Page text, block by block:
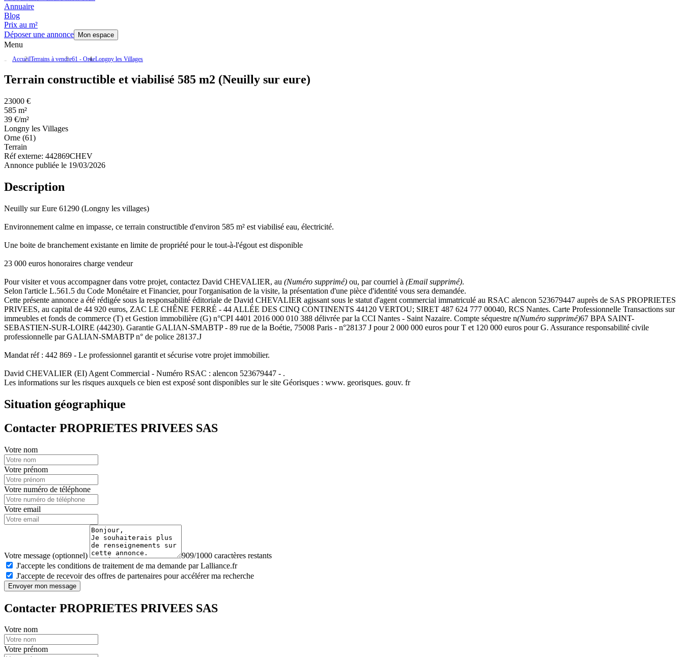
Annuaire
Blog
Prix au m²
Déposer une annonce
Mon espace
Menu
AccueilTerrains à vendre61 - OrneLongny les Villages
Terrain constructible et viabilisé 585 m2 (Neuilly sur eure)
23000 €
585 m²
39 €/m²
Longny les Villages
Orne (61)
Terrain
Réf externe: 442869CHEV
Annonce publiée le 19/03/2026
Description
Neuilly sur Eure 61290 (Longny les villages)
Environnement calme en impasse, ce terrain constructible d'environ 585 m² est viabilisé eau, électricité.
Une boite de branchement existante en limite de propriété pour le tout-à-l'égout est disponible
23 000 euros honoraires charge vendeur
Pour visiter et vous accompagner dans votre projet, contactez David CHEVALIER, au (Numéro supprimé) ou, par courriel à (Email supprimé).
Selon l'article L.561.5 du Code Monétaire et Financier, pour l'organisation de la visite, la présentation d'une pièce d'identité vous sera demandée.
Cette présente annonce a été rédigée sous la responsabilité éditoriale de David CHEVALIER agissant sous le statut d'agent commercial immatriculé au RSAC alencon 523679447 auprès de SAS PROPRIETES
PRIVEES, au capital de 44 920 euros, ZAC LE CHÊNE FERRÉ - 44 ALLÉE DES CINQ CONTINENTS 44120 VERTOU; SIRET 487 624 777 00040, RCS Nantes. Carte Professionnelle Transactions sur
immeubles et fonds de commerce (T) et Gestion immobilière (G) n°CPI 4401 2016 000 010 388 délivrée par la CCI Nantes - Saint Nazaire. Compte séquestre n(Numéro supprimé)67 BPA SAINT-
SEBASTIEN-SUR-LOIRE (44230). Garantie GALIAN-SMABTP - 89 rue de la Boétie, 75008 Paris - n°28137 J pour 2 000 000 euros pour T et 120 000 euros pour G. Assurance responsabilité civile
professionnelle par GALIAN-SMABTP n° de police 28137.J
Mandat réf : 442 869 - Le professionnel garantit et sécurise votre projet immobilier.
David CHEVALIER (EI) Agent Commercial - Numéro RSAC : alencon 523679447 - .
Les informations sur les risques auxquels ce bien est exposé sont disponibles sur le site Géorisques : www. georisques. gouv. fr
Situation géographique
Contacter PROPRIETES PRIVEES SAS
Votre nom
Votre prénom
Votre numéro de téléphone
Votre email
Votre message (optionnel)
909/1000 caractères restants
J'accepte les conditions de traitement de ma demande par Lalliance.fr
J'accepte de recevoir des offres de partenaires pour accélérer ma recherche
Envoyer mon message
Contacter PROPRIETES PRIVEES SAS
Votre nom
Votre prénom